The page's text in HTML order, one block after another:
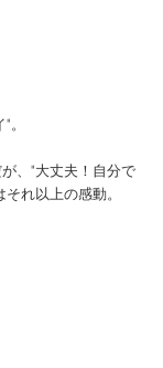
。
、"大丈夫！自分で
れ以上の感動。